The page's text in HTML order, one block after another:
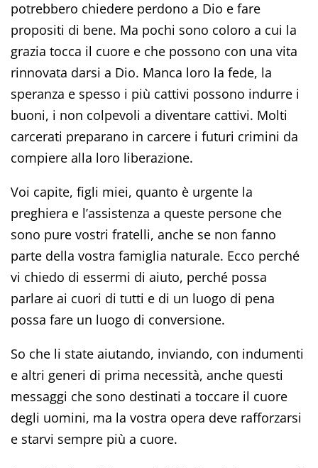
potrebbero chiedere perdono a Dio e fare
propositi di bene. Ma pochi sono coloro a cui la
grazia tocca il cuore e che possono con una vita
rinnovata darsi a Dio. Manca loro la fede, la
speranza e spesso i più cattivi possono indurre i
buoni, i non colpevoli a diventare cattivi. Molti
carcerati preparano in carcere i futuri crimini da
compiere alla loro liberazione.
Voi capite, figli miei, quanto è urgente la
preghiera e l’assistenza a queste persone che
sono pure vostri fratelli, anche se non fanno
parte della vostra famiglia naturale. Ecco perché
vi chiedo di essermi di aiuto, perché possa
parlare ai cuori di tutti e di un luogo di pena
possa fare un luogo di conversione.
So che li state aiutando, inviando, con indumenti
e altri generi di prima necessità, anche questi
messaggi che sono destinati a toccare il cuore
degli uomini, ma la vostra opera deve rafforzarsi
e starvi sempre più a cuore.